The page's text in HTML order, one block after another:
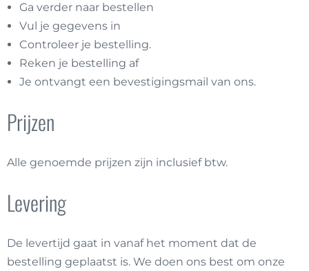
Ga verder naar bestellen
Vul je gegevens in
Controleer je bestelling.
Reken je bestelling af
Je ontvangt een bevestigingsmail van ons.
Prijzen
Alle genoemde prijzen zijn inclusief btw.
Levering
De levertijd gaat in vanaf het moment dat de
bestelling geplaatst is. We doen ons best om onze